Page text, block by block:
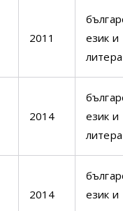
2011
език и
2014
език и
2014
език и